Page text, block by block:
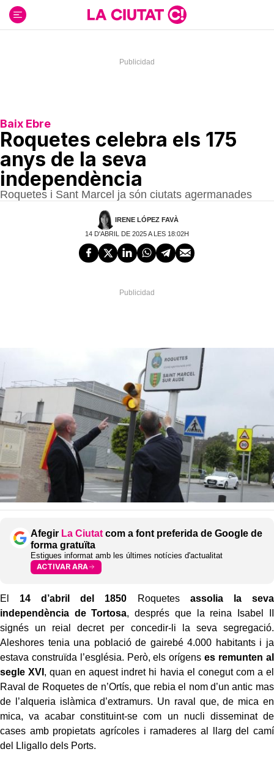
contenido
Baix Ebre
Roquetes celebra els 175
anys de la seva
independència
Roquetes i Sant Marcel ja són ciutats agermanades
IRENE LÓPEZ FAVÀ
14 D'ABRIL DE 2025 A LES 18:02H
Afegir La Ciutat com a font preferida de Google de
forma gratuïta
Estigues informat amb les últimes notícies d'actualitat
ACTIVAR ARA
El 14 d’abril del 1850 Roquetes assolia la seva
independència de Tortosa, després que la reina Isabel II
signés un reial decret per concedir-li la seva segregació.
Aleshores tenia una població de gairebé 4.000 habitants i ja
estava construïda l’església. Però, els orígenses remunten al
segle XVI , quan en aquest indret hi havia el conegut com a el
Raval de Roquetes de n’Ortís, que rebia el nom d’un antic mas
de l’alqueria islàmica d’extramurs. Un raval que, de mica en
mica, va acabar constituint-se com un nucli disseminat de
cases amb propietats agrícoles i ramaderes al llarg del camí
del Lligallo dels Ports.